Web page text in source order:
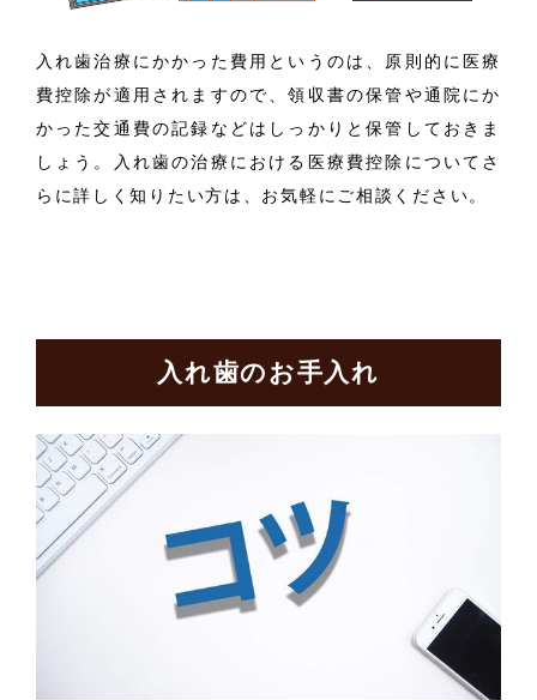
入れ歯治療にかかった費用というのは、原則的に医療
費控除が適用されますので、領収書の保管や通院にか
かった交通費の記録などはしっかりと保管しておきま
しょう。入れ歯の治療における医療費控除についてさ
らに詳しく知りたい方は、お気軽にご相談ください。
入れ歯のお手入れ